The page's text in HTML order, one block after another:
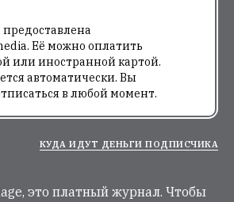
Её можно оплатить
или иностранной картой.
автоматически. Вы
в любой момент.
КУДА ИДУТ ДЕНЬГИ ПОДПИСЧИКА
это платный журнал. Чтобы